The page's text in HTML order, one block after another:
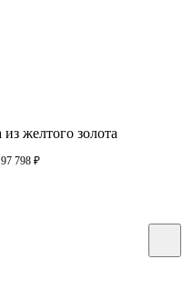
желтого золота
798 ₽